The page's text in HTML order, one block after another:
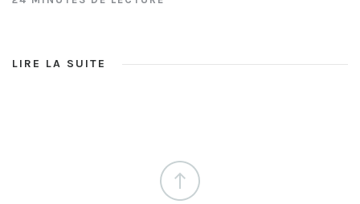
LIRE LA SUITE